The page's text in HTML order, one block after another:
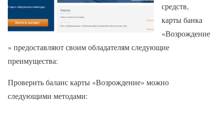
средств,
карты банка
«Возрождение
» предоставляют своим обладателям следующие
преимущества:
Проверить баланс карты «Возрождение» можно
следующими методами: